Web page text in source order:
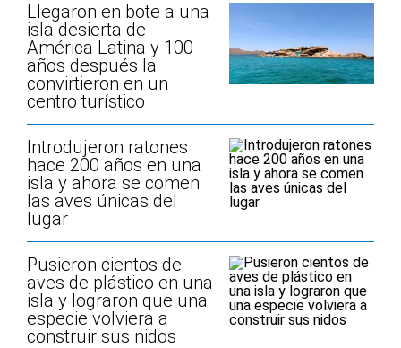
Llegaron en bote a una
isla desierta de
América Latina y 100
años después la
convirtieron en un
centro turístico
Introdujeron ratones
hace 200 años en una
isla y ahora se comen
las aves únicas del
lugar
Pusieron cientos de
aves de plástico en una
isla y lograron que una
especie volviera a
construir sus nidos